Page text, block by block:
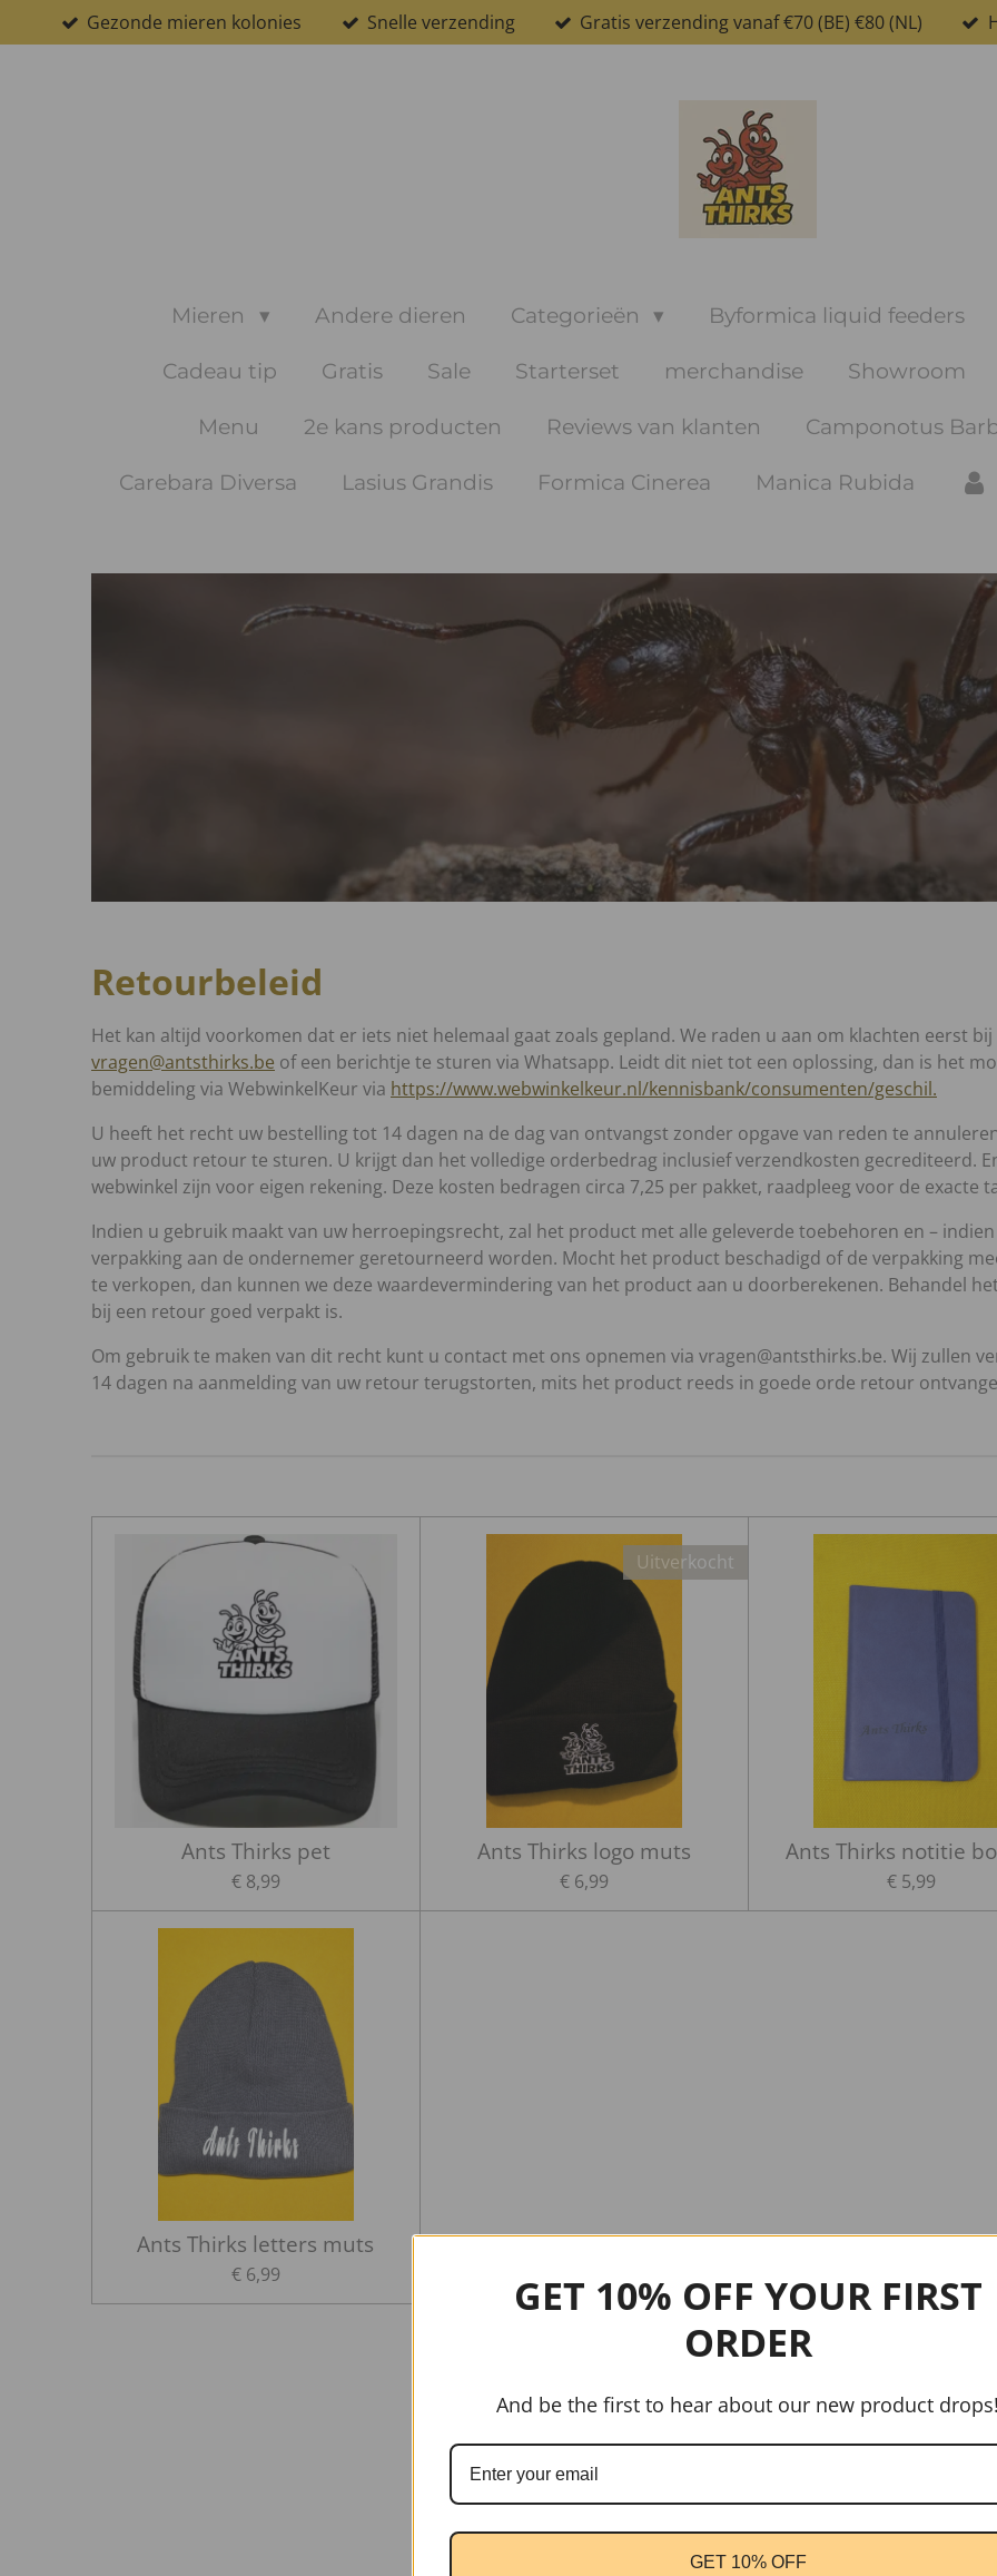
direct
Gezonde mieren kolonies Snelle verzending Gratis verzending vanaf €70 (BE) €80 (NL)
Mieren Andere dieren Categorieën Byformica liquid feeders
Cadeau tip Gratis Sale Starterset merchandise Showroom
Menu 2e kans producten Reviews van klanten Camponotus
Carebara Diversa Lasius Grandis Formica Cinerea Manica Rubida
Retourbeleid
Het kan altijd voorkomen dat er iets niet helemaal gaat zoals gepland. We raden u aan om klachten eerst
vragen@antsthirks.be of een berichtje te sturen via Whatsapp. Leidt dit niet tot een oplossing, dan is het
bemiddeling via WebwinkelKeur via https://www.webwinkelkeur.nl/kennisbank/consumenten/geschil.
U heeft het recht uw bestelling tot 14 dagen na de dag van ontvangst zonder opgave van reden te
uw product retour te sturen. U krijgt dan het volledige orderbedrag inclusief verzendkosten gecrediteerd.
webwinkel zijn voor eigen rekening. Deze kosten bedragen circa 7,25 per pakket, raadpleeg voor de exacte
Indien u gebruik maakt van uw herroepingsrecht, zal het product met alle geleverde toebehoren en –
verpakking aan de ondernemer geretourneerd worden. Mocht het product beschadigd of de verpakking
te verkopen, dan kunnen we deze waardevermindering van het product aan u doorberekenen. Behandel
bij een retour goed verpakt is.
Om gebruik te maken van dit recht kunt u contact met ons opnemen via vragen@antsthirks.be. Wij zullen
14 dagen na aanmelding van uw retour terugstorten, mits het product reeds in goede orde retour
Ants Thirks pet
€ 8,99
Uitverkocht
Ants Thirks logo muts
€ 6,99
Ants Thirks notitie
€ 5,99
Ants Thirks letters muts
€ 6,99
GET 10% OFF YOUR FIRST
ORDER
And be the first to hear about our new product
GET 10% OFF